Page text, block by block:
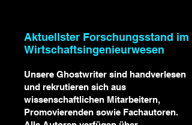
Aktuellster Forschungsstand im
Wirtschaftsingenieurwesen
Unsere Ghostwriter sind handverlesen
und rekrutieren sich aus
wissenschaftlichen Mitarbeitern,
Promovierenden sowie Fachautoren.